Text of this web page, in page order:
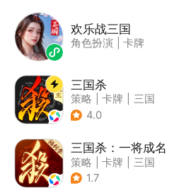
欢乐战三国
角色扮演 卡牌
三国杀
策略 卡牌
三国
| 三国杀
4.0
三国杀：一将成名
策略 卡牌
三国
| 三国杀
1.7